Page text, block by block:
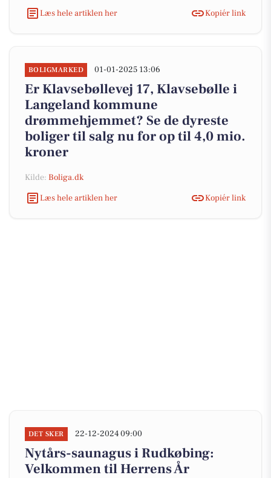
Læs hele artiklen her
Kopiér link
BOLIGMARKED 01-01-2025 13:06
Er Klavsebøllevej 17, Klavsebølle i
Langeland kommune
drømmehjemmet? Se de dyreste
boliger til salg nu for op til 4,0 mio.
kroner
Kilde: Boliga.dk
Læs hele artiklen her
Kopiér link
DET SKER 22-12-2024 09:00
Nytårs-saunagus i Rudkøbing:
Velkommen til Herrens År